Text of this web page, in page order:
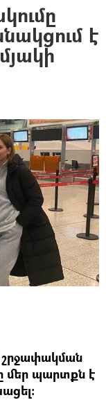
է
շրջափակման
մեր պարտքն է